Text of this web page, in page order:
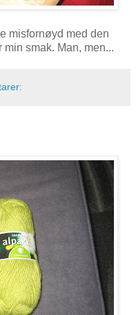
misfornøyd med den
min smak. Man, men...